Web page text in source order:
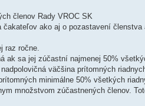
členov Rady VROC SK
čakateľov ako aj o pozastavení
raz ročne.
ak sa jej zúčastní najmenej 50%
väčšina prítomných
minimálne 50% všetkých
množstvom zúčastnených členov.